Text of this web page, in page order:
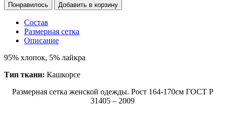
Понравилось
Состав
Размерная сетка
Описание
95% хлопок, 5% лайкра
Тип ткани: Кашкорсе
Размерная сетка женской одежды. Рост 164-170см ГОСТ Р
31405 – 2009